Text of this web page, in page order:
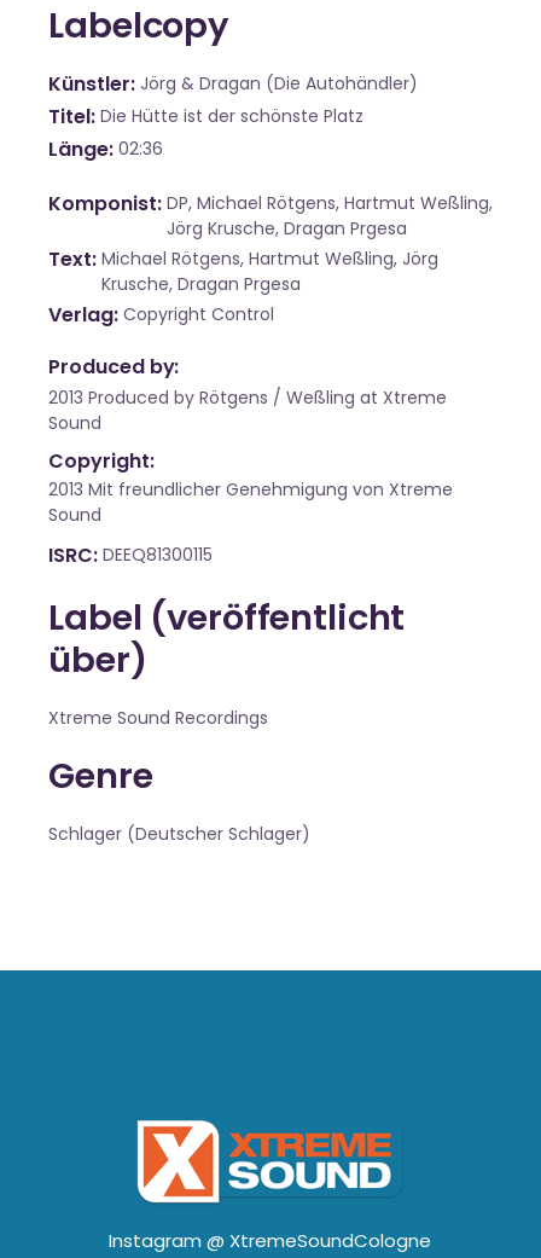
Labelcopy
Künstler Jörg & Dragan (Die Autohändler)
Titel Die Hütte ist der schönste Platz
Länge 02:36
Komponist DP, Michael Rötgens, Hartmut Weßling,
Jörg Krusche, Dragan Prgesa
Text Michael Rötgens, Hartmut Weßling, Jörg
Krusche, Dragan Prgesa
Verlag Copyright Control
Produced by:
2013 Produced by Rötgens / Weßling at Xtreme
Sound
Copyright:
2013 Mit freundlicher Genehmigung von Xtreme
Sound
ISRC DEEQ81300115
Label (veröffentlicht
über)
Xtreme Sound Recordings
Genre
Schlager (Deutscher Schlager)
Instagram @ XtremeSoundCologne